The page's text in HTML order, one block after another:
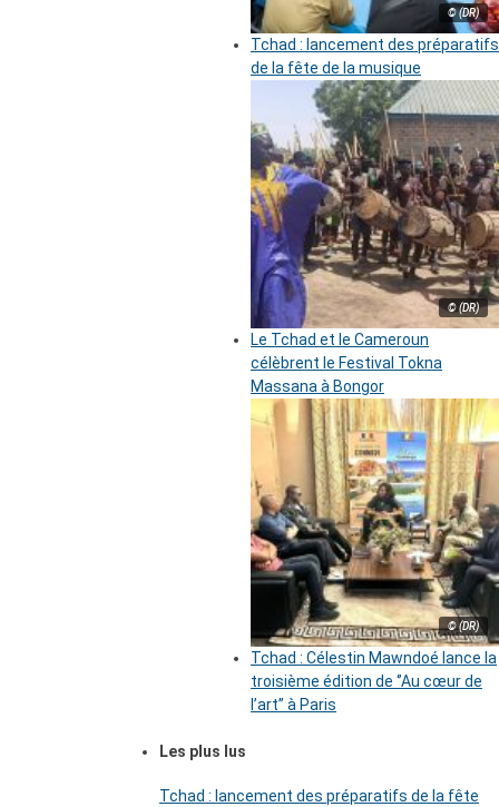
© (DR)
Tchad : lancement des préparatifs
de la fête de la musique
© (DR)
Le Tchad et le Cameroun
célèbrent le Festival Tokna
Massana à Bongor
© (DR)
Tchad : Célestin Mawndoé lance la
troisième édition de ‘’Au cœur de
l’art’’ à Paris
Les plus lus
Tchad : lancement des préparatifs de la fête